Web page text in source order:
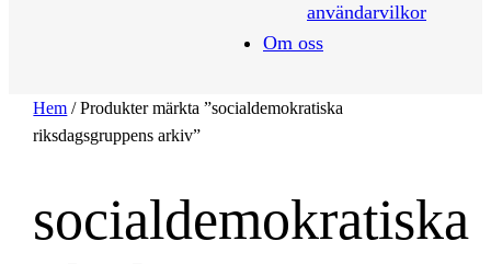
användarvilkor
Om oss
Hem / Produkter märkta ”socialdemokratiska
riksdagsgruppens arkiv”
socialdemokratiska